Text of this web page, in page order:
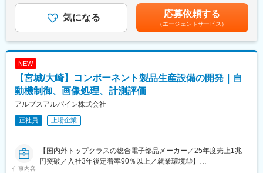
東証プライム上場の大手総合電子部品グローバルメーカーで、
2025年度の売上高は1兆円を突破、安定した経営基盤を保有して
など拡大しており、車載／民生／産業機器など多岐にわたる製品
が働きやすい環境づくりにも尽力しています。社内公募制度を活
用して自分のキャリアを自由に選択できる環境が整っています。
変更の範囲：会社の定める業務
自社製品を生産するための設備や治具の設計／製作／評価及び検
査プログラムの作成/評価を行い、目標QCDを達成させ安定生産を
実現するとともに、自動化といった先行技術開発を行い、更なる
ルに通用する技術力／経験の取得。
◇海外生産拠点向け生産設備の準備／立上げ業務を通じ、国際的
なコミュニケーション機会の経験。
務による達成感。
部は150名程度で各Grは21名のメンバーでの専門チームの所属と
なります。若手からベテランまで幅広い年齢層で、皆で協力して
績：平均17,000円賃金はあくまでも目安の金額であり、選考を通
じて上下する可能性があります。月給(月額)は固定手当を含めた表
記です。
気になる 応募依頼する
（エージェントサービス）
NEW
【宮城/大崎】コンポーネント製品生産設備の開発｜自
動機制御、画像処理、計測評価
アルプスアルパイン株式会社
正社員 上場企業
仕事内容
【国内外トップクラスの総合電子部品メーカー／25年度売上1兆
円突破／入社3年後定着率90％以上／就業環境◎】